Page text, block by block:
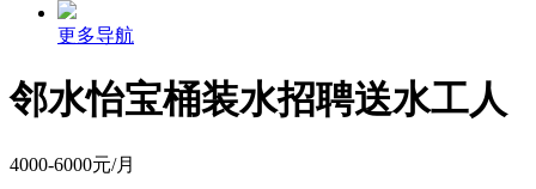
更多导航
邻水怡宝桶装水招聘送水工人
4000-6000元/月